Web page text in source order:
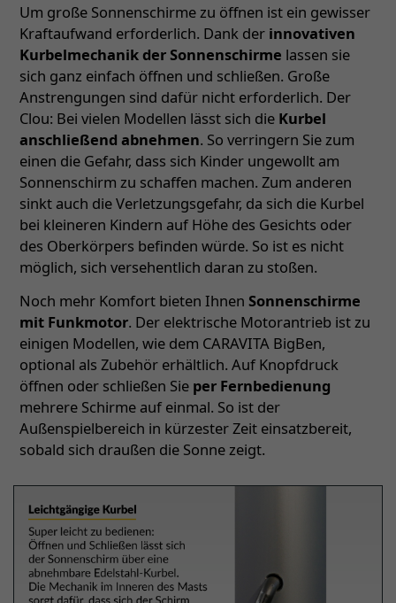
Um große Sonnenschirme zu öffnen ist ein gewisser
Kraftaufwand erforderlich. Dank der innovativen
Kurbelmechanik der Sonnenschirme lassen sie
sich ganz einfach öffnen und schließen. Große
Anstrengungen sind dafür nicht erforderlich. Der
Clou: Bei vielen Modellen lässt sich die Kurbel
anschließend abnehmen. So verringern Sie zum
einen die Gefahr, dass sich Kinder ungewollt am
Sonnenschirm zu schaffen machen. Zum anderen
sinkt auch die Verletzungsgefahr, da sich die Kurbel
bei kleineren Kindern auf Höhe des Gesichts oder
des Oberkörpers befinden würde. So ist es nicht
möglich, sich versehentlich daran zu stoßen.
Noch mehr Komfort bieten Ihnen Sonnenschirme
mit Funkmotor. Der elektrische Motorantrieb ist zu
einigen Modellen, wie dem CARAVITA BigBen,
optional als Zubehör erhältlich. Auf Knopfdruck
öffnen oder schließen Sie per Fernbedienung
mehrere Schirme auf einmal. So ist der
Außenspielbereich in kürzester Zeit einsatzbereit,
sobald sich draußen die Sonne zeigt.